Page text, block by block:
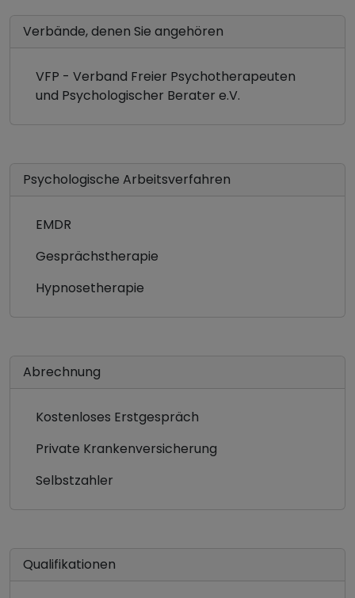
Verbände, denen Sie angehören
VFP - Verband Freier Psychotherapeuten
und Psychologischer Berater e.V.
Psychologische Arbeitsverfahren
EMDR
Gesprächstherapie
Hypnosetherapie
Abrechnung
Kostenloses Erstgespräch
Private Krankenversicherung
Selbstzahler
Qualifikationen